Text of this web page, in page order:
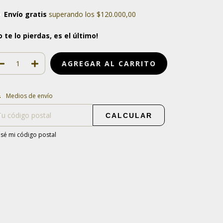
Envío gratis superando los $120.000,00
te lo pierdas, es el último!
para el CP:
Medios de envío
CALCULAR
mi código postal